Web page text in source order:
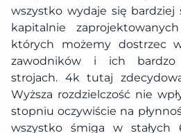
wszystko wydaje się bardziej
kapitalnie
których możemy dostrzec
zawodników i ich bardzo
strojach. 4k tutaj
Wyższa rozdzielczość nie
stopniu oczywiście na
wszystko śmiga w stałych